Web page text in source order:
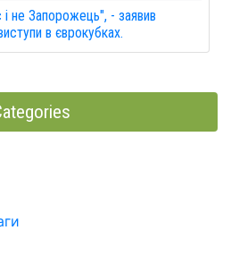
не Запорожець", - заявив
в єврокубках.